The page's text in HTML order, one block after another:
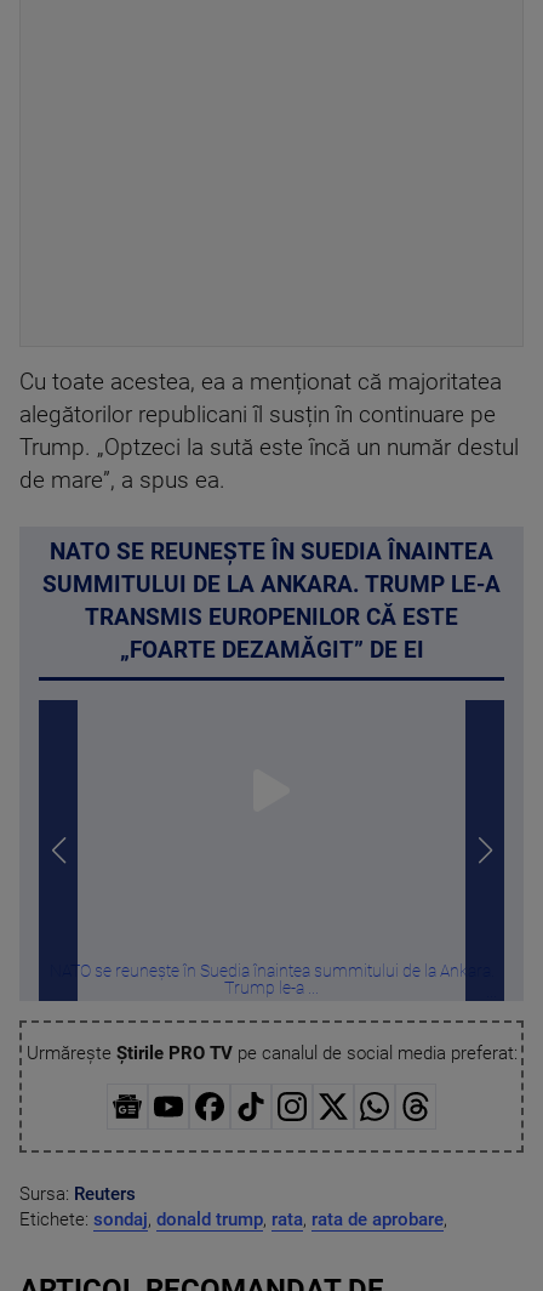
Cu toate acestea, ea a menționat că majoritatea
alegătorilor republicani îl susțin în continuare pe
Trump. „Optzeci la sută este încă un număr destul
de mare”, a spus ea.
NATO SE REUNEȘTE ÎN SUEDIA ÎNAINTEA
SUMMITULUI DE LA ANKARA. TRUMP LE-A
TRANSMIS EUROPENILOR CĂ ESTE
„FOARTE DEZAMĂGIT” DE EI
NATO se reunește în Suedia înaintea summitului de la Ankara.
Trump le-a ...
Urmărește Știrile PRO TVpe canalul de social media preferat:
Sursa: Reuters
Etichete: sondaj, donald trump, rata, rata de aprobare,